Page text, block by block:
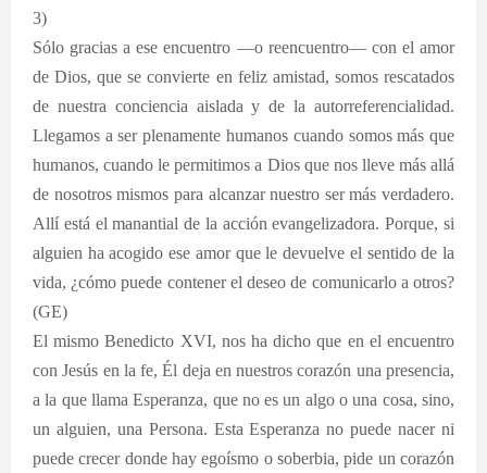
3)
Sólo gracias a ese encuentro —o reencuentro— con el amor
de Dios, que se convierte en feliz amistad, somos rescatados
de nuestra conciencia aislada y de la autorreferencialidad.
Llegamos a ser plenamente humanos cuando somos más que
humanos, cuando le permitimos a Dios que nos lleve más allá
de nosotros mismos para alcanzar nuestro ser más verdadero.
Allí está el manantial de la acción evangelizadora. Porque, si
alguien ha acogido ese amor que le devuelve el sentido de la
vida, ¿cómo puede contener el deseo de comunicarlo a otros?
(GE)
El mismo Benedicto XVI, nos ha dicho que en el encuentro
con Jesús en la fe, Él deja en nuestros corazón una presencia,
a la que llama Esperanza, que no es un algo o una cosa, sino,
un alguien, una Persona. Esta Esperanza no puede nacer ni
puede crecer donde hay egoísmo o soberbia, pide un corazón